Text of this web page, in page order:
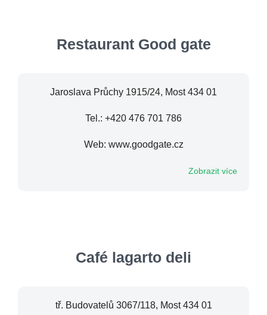
Restaurant Good gate
Jaroslava Průchy 1915/24, Most 434 01
Tel.: +420 476 701 786
Web: www.goodgate.cz
Zobrazit více
Café lagarto deli
tř. Budovatelů 3067/118, Most 434 01